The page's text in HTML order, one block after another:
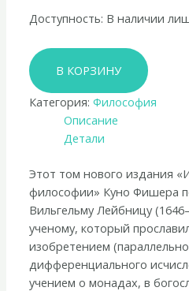
Доступность: В наличии
Количество
товара
Куно
Фишер
«История
Лейбниц:
его
жизнь,
сочинения
и
учение»
В КОРЗИНУ
Категория:Философия
Описание
Детали
Этот том нового издания
философии» Куно Фишера
Вильгельму Лейбницу
ученому, который
изобретением
дифференциального
учением о монадах, в